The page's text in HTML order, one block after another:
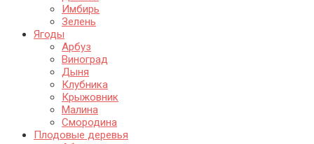
Имбирь
Зелень
Ягоды
Арбуз
Виноград
Дыня
Клубника
Крыжовник
Малина
Смородина
Плодовые деревья